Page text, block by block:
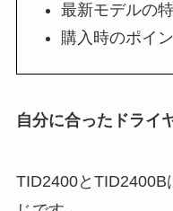
最新モデルの
購入時のポイ
自分に合ったドライ
TID2400とTID2400B